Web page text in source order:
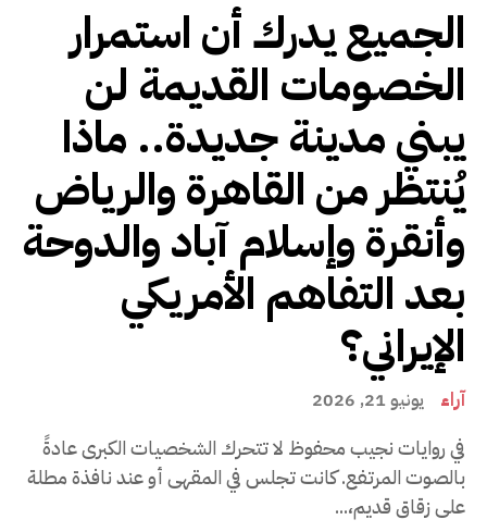
الجميع يدرك أن استمرار
الخصومات القديمة لن
يبني مدينة جديدة.. ماذا
يُنتظر من القاهرة والرياض
وأنقرة وإسلام آباد والدوحة
بعد التفاهم الأمريكي
الإيراني؟
آراء يونيو 21, 2026
في روايات نجيب محفوظ لا تتحرك الشخصيات الكبرى عادةً
بالصوت المرتفع. كانت تجلس في المقهى أو عند نافذة مطلة
على زقاق قديم،...